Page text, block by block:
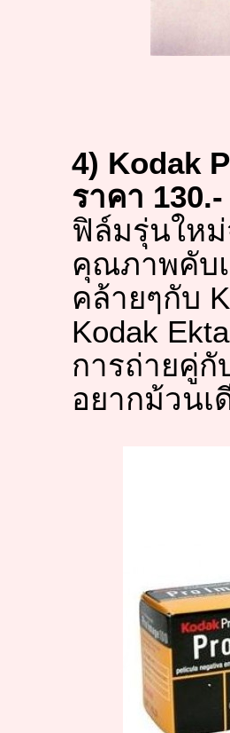
4) Kodak
ราคา
ฟิล์มรุ่นให
คุณภาพคับ
คล้ายๆกับ
Kodak
การถ่ายคู่กั
อยากม้วนเ